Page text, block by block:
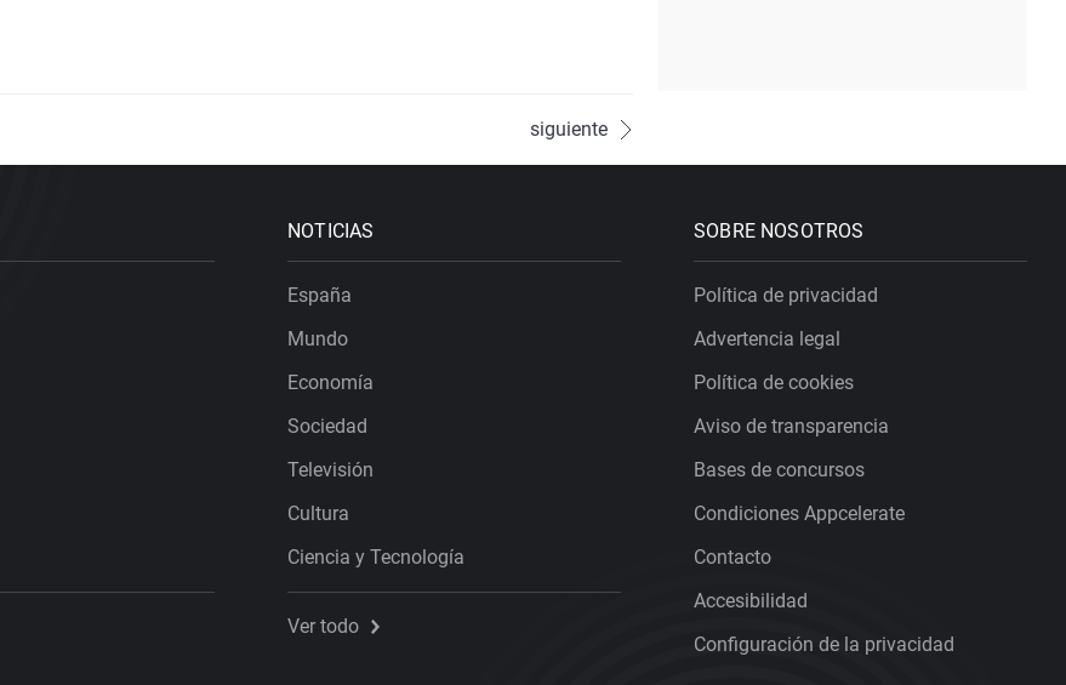
siguiente
NOTICIAS
España
Mundo
Economía
Sociedad
Televisión
Cultura
Ciencia y Tecnología
Ver todo
SOBRE NOSOTROS
Política de privacidad
Advertencia legal
Política de cookies
Aviso de transparencia
Bases de concursos
Condiciones Appcelerate
Contacto
Accesibilidad
Configuración de la privacidad